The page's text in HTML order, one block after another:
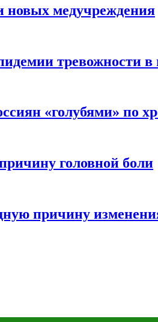
медучреждения
тревожности в
«голубями» по
головной боли
причину